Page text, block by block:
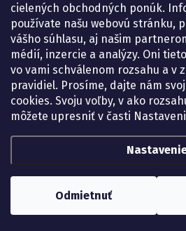
cielených obchodných ponúk.
používate našu webovú stránku,
vášho súhlasu, aj našim
médií, inzercie a analýzy. Oni
vo vami schválenom rozsahu a v
pravidiel. Prosíme, dajte nám
cookies. Svoju voľby, v ako
môžete upresniť v časti
Odmietnuť
KONTAKT
eshop@lekarenadonai.sk
+421 948 203 203
Nájdete nás na Facebooku.
lekarenadonai/
Vytvoril
Upraviť nastavenie